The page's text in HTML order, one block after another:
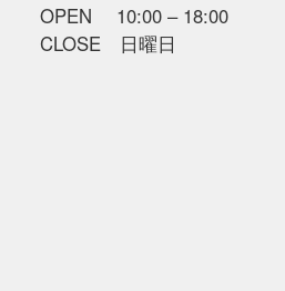
OPEN 10:00 – 18:00
CLOSE 日曜日